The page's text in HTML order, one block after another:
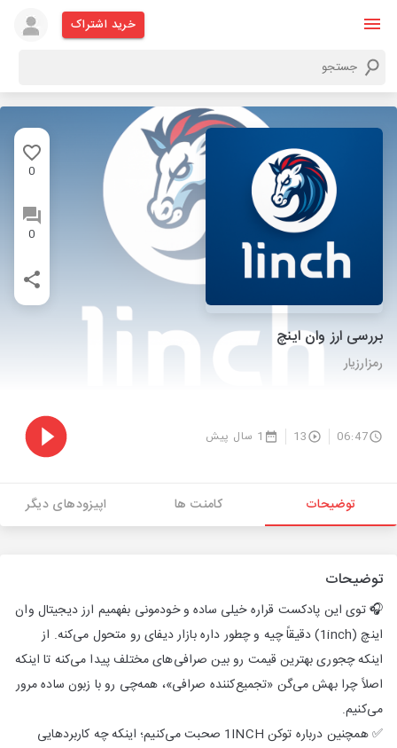
خرید اشتراک
0
0
بررسی ارز وان اینچ
رمزارزیار
06:47
13 1 سال پیش
توضیحات کامنت ها اپیزودهای دیگر
توضیحات
🎧 توی این پادکست قراره خیلی ساده و خودمونی بفهمیم ارز دیجیتال وان
اینچ (1inch) دقیقاً چیه و چطور داره بازار دیفای رو متحول می‌کنه. از
اینکه چجوری بهترین قیمت رو بین صرافی‌های مختلف پیدا می‌کنه تا اینکه
اصلاً چرا بهش می‌گن «تجمیع‌کننده صرافی»، همه‌چی رو با زبون ساده مرور
می‌کنیم.
✅ همچنین درباره توکن 1INCH صحبت می‌کنیم؛ اینکه چه کاربردهایی